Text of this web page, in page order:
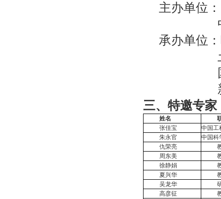
主办单位
中国土
承办单位
土壤与
国民核
新疆生
三、特邀专
姓名
张佳宝
中国工
朱永官
中国科
仇荣亮
周东美
徐静娟
夏兴华
吴龙华
高彦征